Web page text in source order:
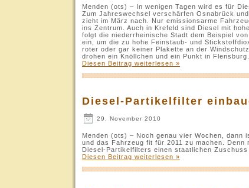
Menden (ots) – In wenigen Tagen wird es für
Zum Jahreswechsel verschärfen Osnabrück
zieht im März nach. Nur emissionsarme
ins Zentrum. Auch in Krefeld sind Diesel mit
folgt die niederrheinische Stadt dem Beispiel
ein, um die zu hohe Feinstaub- und
roter oder gar keiner Plakette an der
drohen ein Knöllchen und ein Punkt in Flensburg.
Diesen Beitrag weiterlesen »
Diesel-Partikelfilter
29. November 2010
Menden (ots) – Noch genau vier Wochen,
und das Fahrzeug fit für 2011 zu machen.
Diesel-Partikelfilters einen staatlichen Zuschuss
Diesen Beitrag weiterlesen »